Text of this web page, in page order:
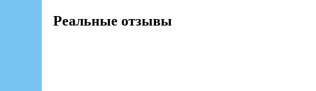
Реальные отзывы